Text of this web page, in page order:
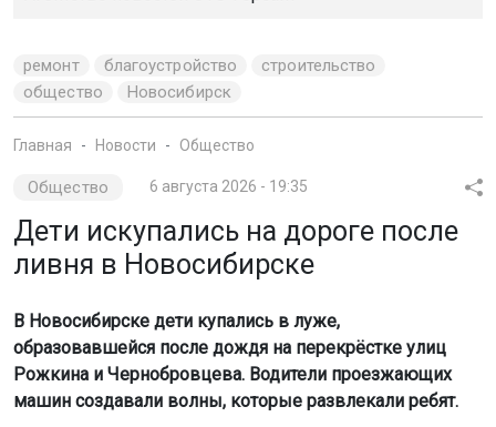
ремонт благоустройство
строительство
общество
Новосибирск
Главная Новости Общество
Общество 6 августа 2026 - 19:35
Дети искупались на дороге после
ливня в Новосибирске
В Новосибирске дети купались в луже,
образовавшейся после дождя на перекрёстке улиц
Рожкина и Чернобровцева. Водители проезжающих
машин создавали волны, которые развлекали ребят.